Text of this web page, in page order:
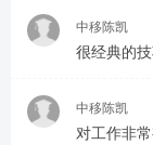
中移陈凯
很经典的
中移陈凯
对工作非